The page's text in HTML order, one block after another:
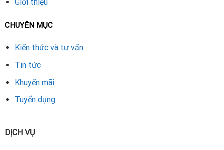
Giới thiệu
CHUYÊN MỤC
Kiến thức và tư vấn
Tin tức
Khuyến mãi
Tuyển dụng
DỊCH VỤ